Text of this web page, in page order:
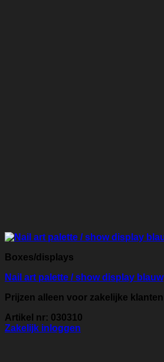
Boxes/displays
Nail art palette / show display blauw
Prijzen alleen voor zakelijke klanten
Artikel nr: 030310
Zakelijk inloggen